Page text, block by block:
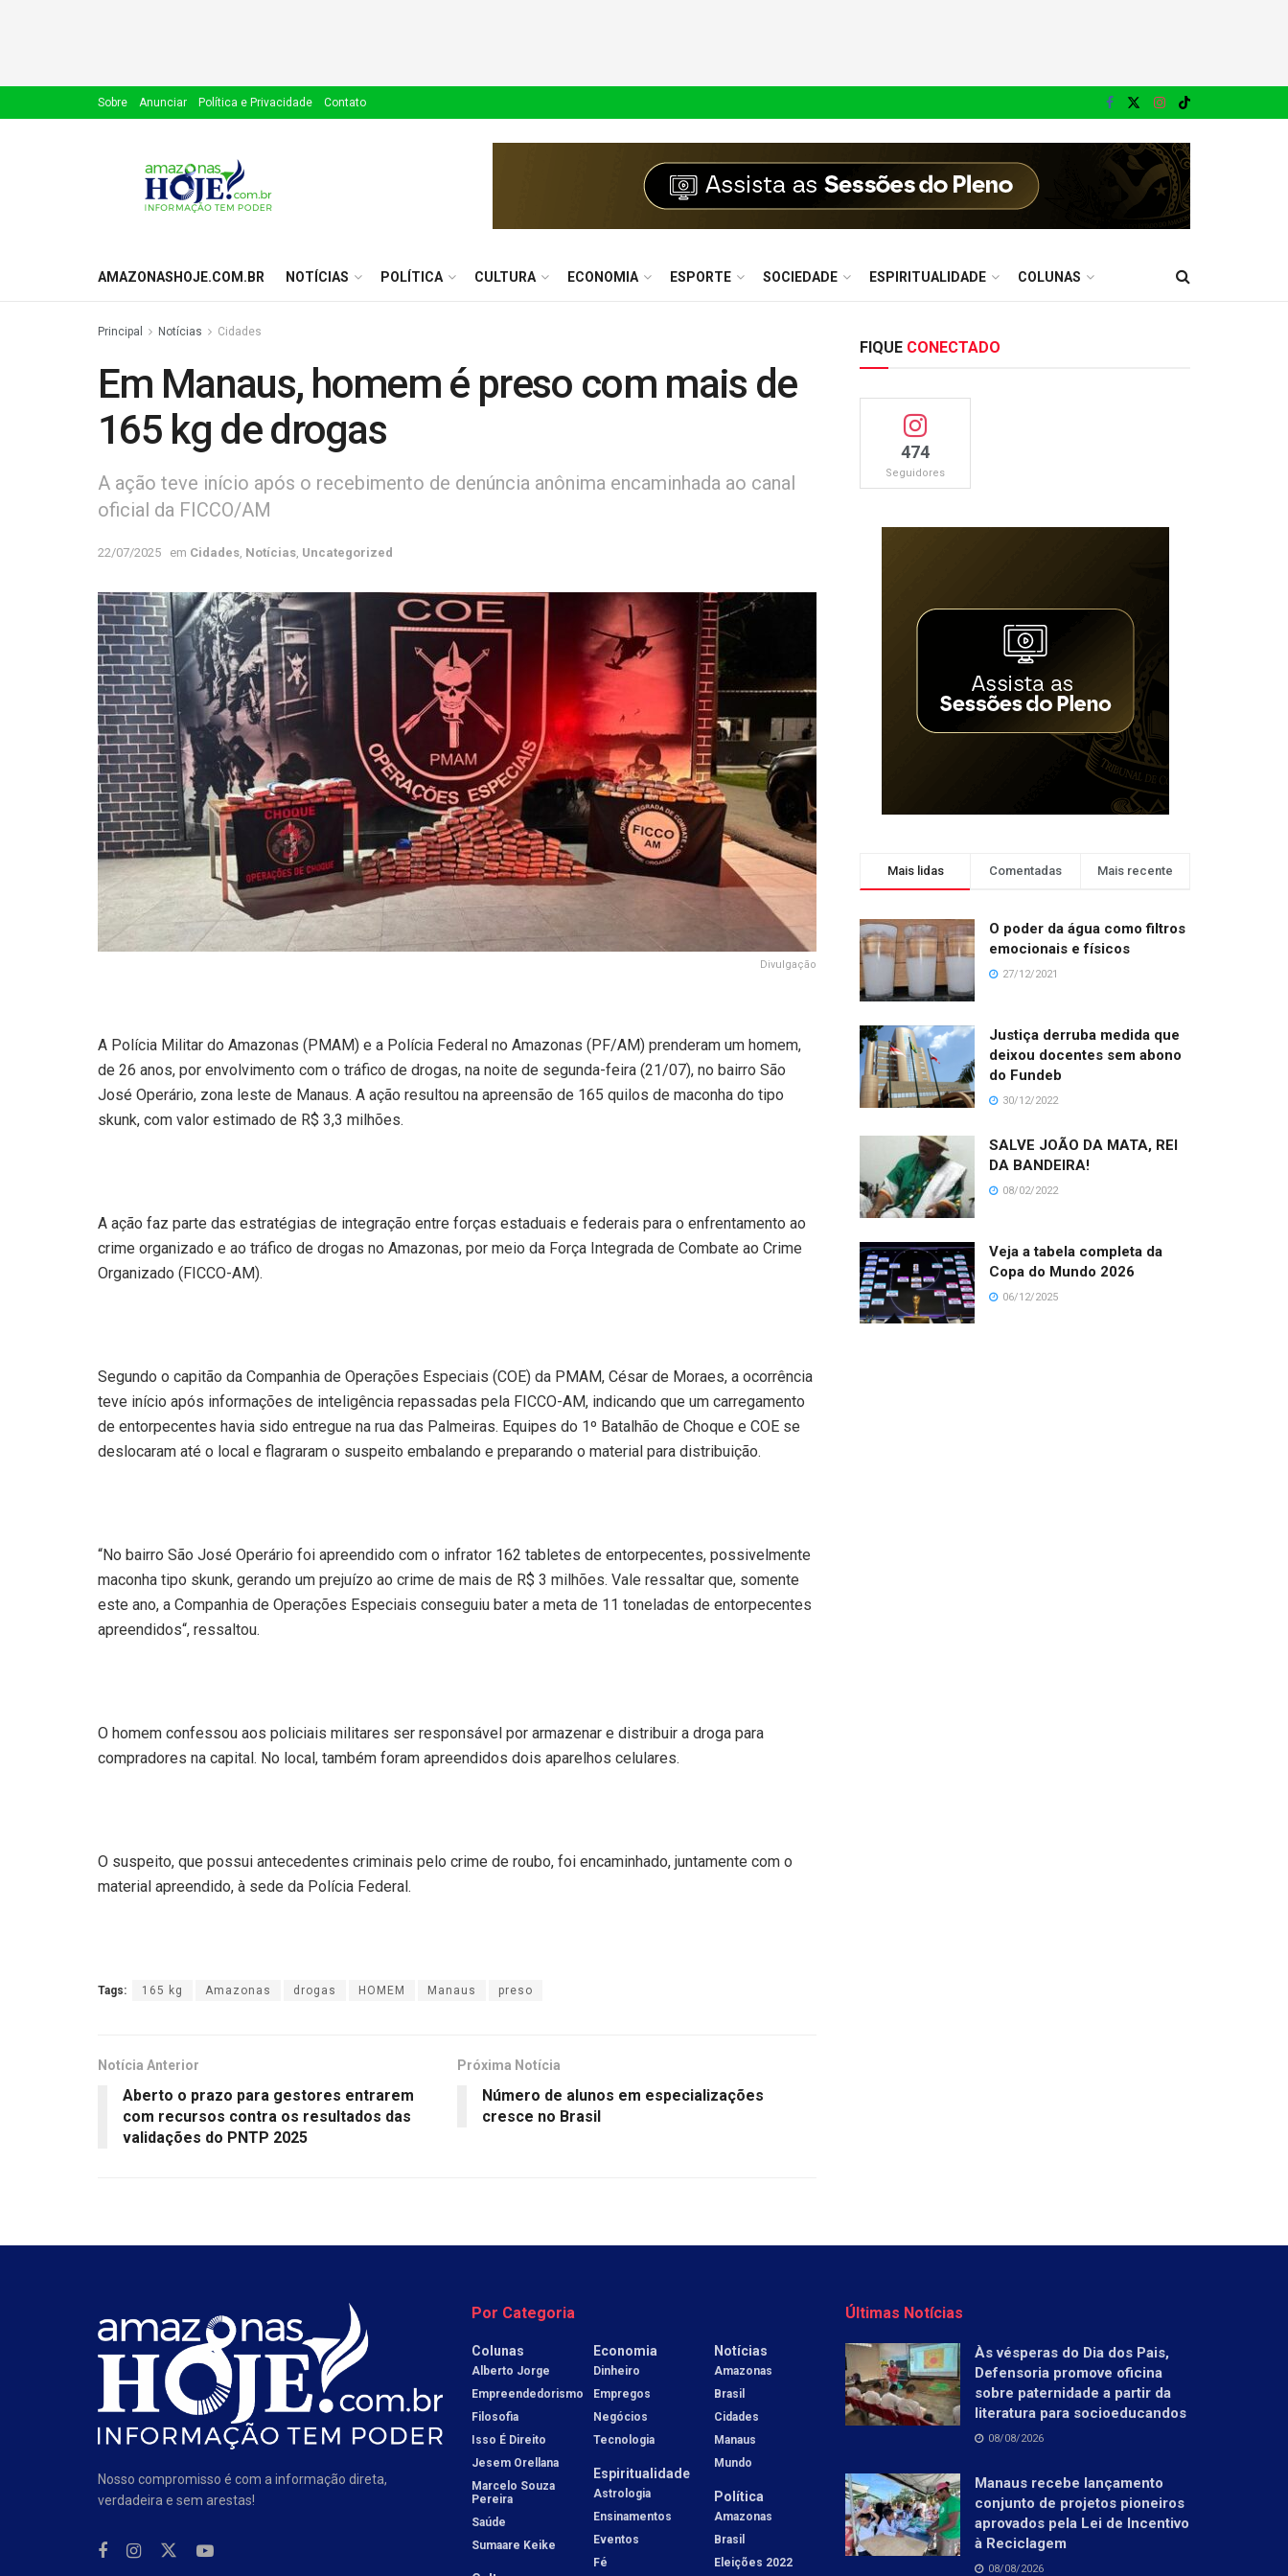
Sobre Anunciar Política e Privacidade Contato
AMAZONASHOJE.COM.BR NOTÍCIAS POLÍTICA CULTURA ECONOMIA ESPORTE SOCIEDADE ESPIRITUALIDADE COLUNAS
Principal Notícias Cidades
Em Manaus, homem é preso com mais de
165 kg de drogas
A ação teve início após o recebimento de denúncia anônima encaminhada ao canal
oficial da FICCO/AM
22/07/2025 em Cidades Notícias Uncategorized
Divulgação
A Polícia Militar do Amazonas (PMAM) e a Polícia Federal no Amazonas (PF/AM) prenderam um homem,
de 26 anos, por envolvimento com o tráfico de drogas, na noite de segunda-feira (21/07), no bairro São
José Operário, zona leste de Manaus. A ação resultou na apreensão de 165 quilos de maconha do tipo
skunk, com valor estimado de R$ 3,3 milhões.
A ação faz parte das estratégias de integração entre forças estaduais e federais para o enfrentamento ao
crime organizado e ao tráfico de drogas no Amazonas, por meio da Força Integrada de Combate ao Crime
Organizado (FICCO-AM).
Segundo o capitão da Companhia de Operações Especiais (COE) da PMAM, César de Moraes, a ocorrência
teve início após informações de inteligência repassadas pela FICCO-AM, indicando que um carregamento
de entorpecentes havia sido entregue na rua das Palmeiras. Equipes do 1º Batalhão de Choque e COE se
deslocaram até o local e flagraram o suspeito embalando e preparando o material para distribuição.
“No bairro São José Operário foi apreendido com o infrator 162 tabletes de entorpecentes, possivelmente
maconha tipo skunk, gerando um prejuízo ao crime de mais de R$ 3 milhões. Vale ressaltar que, somente
este ano, a Companhia de Operações Especiais conseguiu bater a meta de 11 toneladas de entorpecentes
apreendidos“, ressaltou.
O homem confessou aos policiais militares ser responsável por armazenar e distribuir a droga para
compradores na capital. No local, também foram apreendidos dois aparelhos celulares.
O suspeito, que possui antecedentes criminais pelo crime de roubo, foi encaminhado, juntamente com o
material apreendido, à sede da Polícia Federal.
Tags: 165 kg Amazonas drogas HOMEM Manaus preso
Notícia Anterior
Aberto o prazo para gestores entrarem
com recursos contra os resultados das
validações do PNTP 2025
Próxima Notícia
Número de alunos em especializações
cresce no Brasil
FIQUE CONECTADO
474
Seguidores
Mais lidas Comentadas Mais recente
O poder da água como filtros
emocionais e físicos
27/12/2021
Justiça derruba medida que
deixou docentes sem abono
do Fundeb
30/12/2022
SALVE JOÃO DA MATA, REI
DA BANDEIRA!
08/02/2022
Veja a tabela completa da
Copa do Mundo 2026
06/12/2025
Nosso compromisso é com a informação direta,
verdadeira e sem arestas!
Por Categoria
Colunas
Alberto Jorge
Empreendedorismo
Filosofia
Isso É Direito
Jesem Orellana
Marcelo Souza
Pereira
Saúde
Sumaare Keike
Economia
Dinheiro
Empregos
Negócios
Tecnologia
Espiritualidade
Astrologia
Ensinamentos
Eventos
Fé
Notícias
Amazonas
Brasil
Cidades
Manaus
Mundo
Política
Amazonas
Brasil
Eleições 2022
Últimas Notícias
Às vésperas do Dia dos Pais,
Defensoria promove oficina
sobre paternidade a partir da
literatura para socioeducandos
08/08/2026
Manaus recebe lançamento
conjunto de projetos pioneiros
aprovados pela Lei de Incentivo
à Reciclagem
08/08/2026